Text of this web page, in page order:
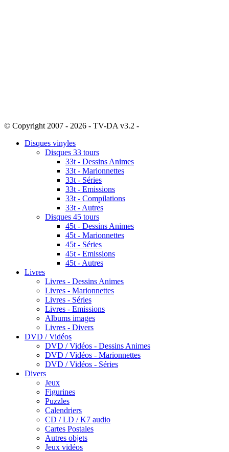
© Copyright 2007 - 2026 - TV-DA v3.2 -
Disques vinyles
Disques 33 tours
33t - Dessins Animes
33t - Marionnettes
33t - Séries
33t - Emissions
33t - Compilations
33t - Autres
Disques 45 tours
45t - Dessins Animes
45t - Marionnettes
45t - Séries
45t - Emissions
45t - Autres
Livres
Livres - Dessins Animes
Livres - Marionnettes
Livres - Séries
Livres - Emissions
Albums images
Livres - Divers
DVD / Vidéos
DVD / Vidéos - Dessins Animes
DVD / Vidéos - Marionnettes
DVD / Vidéos - Séries
Divers
Jeux
Figurines
Puzzles
Calendriers
CD / LD / K7 audio
Cartes Postales
Autres objets
Jeux vidéos